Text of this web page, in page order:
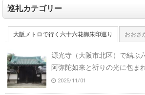
巡礼カテゴリー
大阪メトロで行く六十六花御朱印巡り おおさ
源光寺（大阪市北区）で結ぶ
阿弥陀如来と祈りの光に包ま
2025/11/01